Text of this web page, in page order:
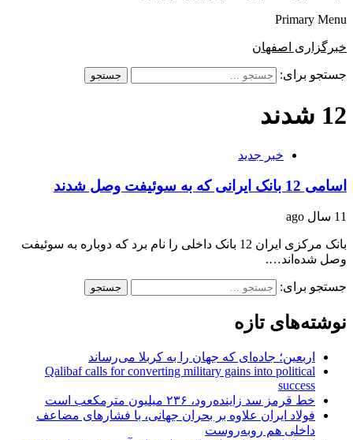
Primary Menu
خبرگزاری اصفهان
جستجو برای:
12 شدند
خبر جدید
اسامی 12 بانک ایرانی که به سوئیفت وصل شدند
11 سال ago
بانک مرکزی ایران 12 بانک داخلی را نام برد که دوباره به سوئیفت
وصل شده‌اند….
جستجو برای:
نوشته‌های تازه
اربعین؛ جاده‌ای که جهان را به کربلا می‌رساند
Qalibaf calls for converting military gains into political
success
خط قرمز سد زاینده‌رود، ۲۳۶ میلیون مترمکعب است
فولاد ایران علاوه بر بحران جهانی، با فشارهای مضاعف
داخلی هم روبه‌روست